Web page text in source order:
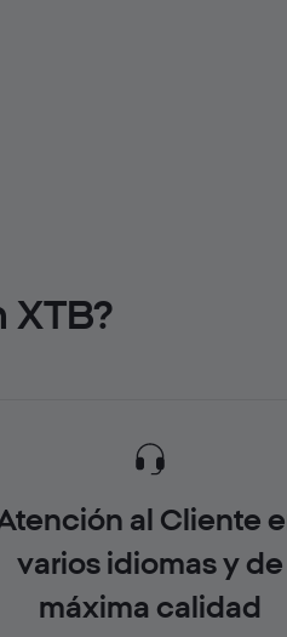
XTB?
al Cliente
varios idiomas y de
máxima calidad